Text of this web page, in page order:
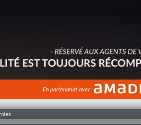
En partenariat avec